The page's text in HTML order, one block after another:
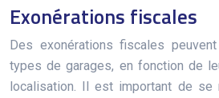
Exonérations fiscales
Des exonérations fiscales
types de garages, en fonction de
localisation. Il est important de se